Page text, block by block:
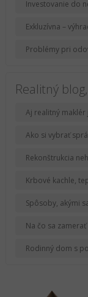
Investovanie do
Exkluzívna –
Problémy pri
Realitný
Aj realitný
Ako si vybrať
Rekonštrukcia
Krbové kachle,
Spôsoby, akými
Na čo sa
Rodinný dom s